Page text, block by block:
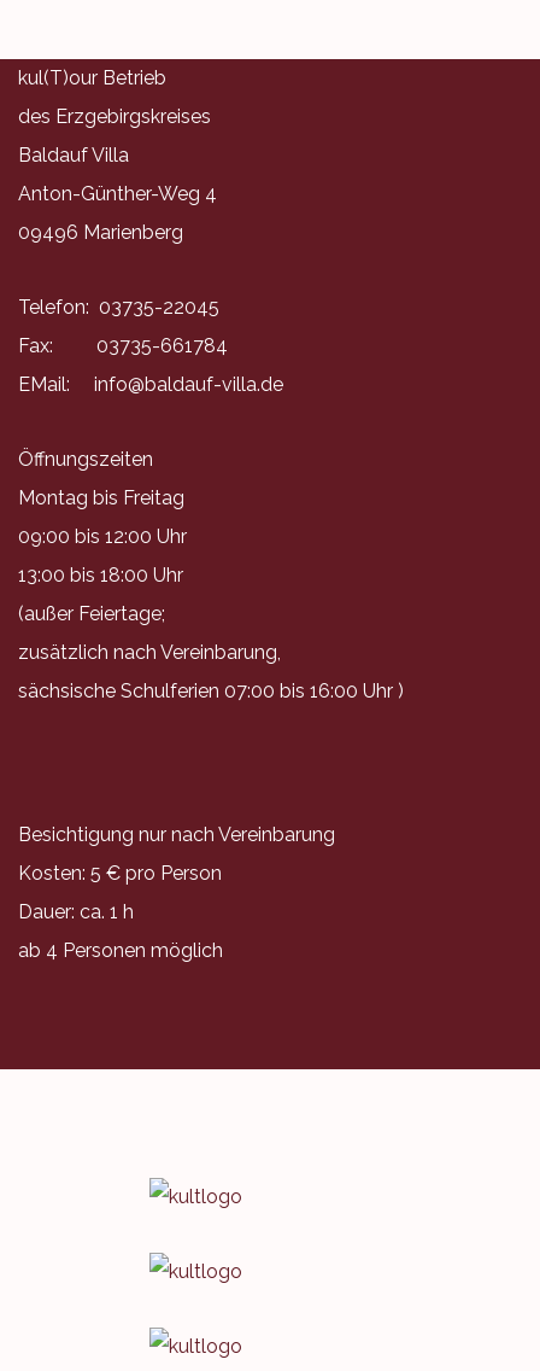
kul(T)our Betrieb
des Erzgebirgskreises
Baldauf Villa
Anton-Günther-Weg 4
09496 Marienberg
Telefon: 03735-22045
Fax: 03735-661784
EMail: info@baldauf-villa.de
Öffnungszeiten
Montag bis Freitag
09:00 bis 12:00 Uhr
13:00 bis 18:00 Uhr
(außer Feiertage;
zusätzlich nach Vereinbarung,
sächsische Schulferien 07:00 bis 16:00 Uhr )
Besichtigung nur nach Vereinbarung
Kosten: 5 € pro Person
Dauer: ca. 1 h
ab 4 Personen möglich